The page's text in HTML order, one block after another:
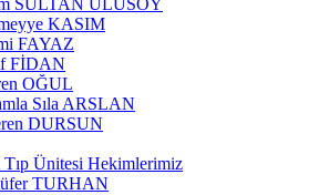
KASIM
FAYAZ
FİDAN
OĞUL
Sıla ARSLAN
DURSUN
Tıp Ünitesi Hekimlerimiz
TURHAN